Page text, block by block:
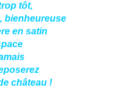
tôt,
bienheureuse
en satin
château !